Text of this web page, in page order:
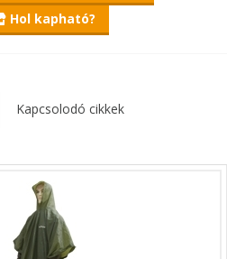
Hol kapható?
Kapcsolodó cikkek